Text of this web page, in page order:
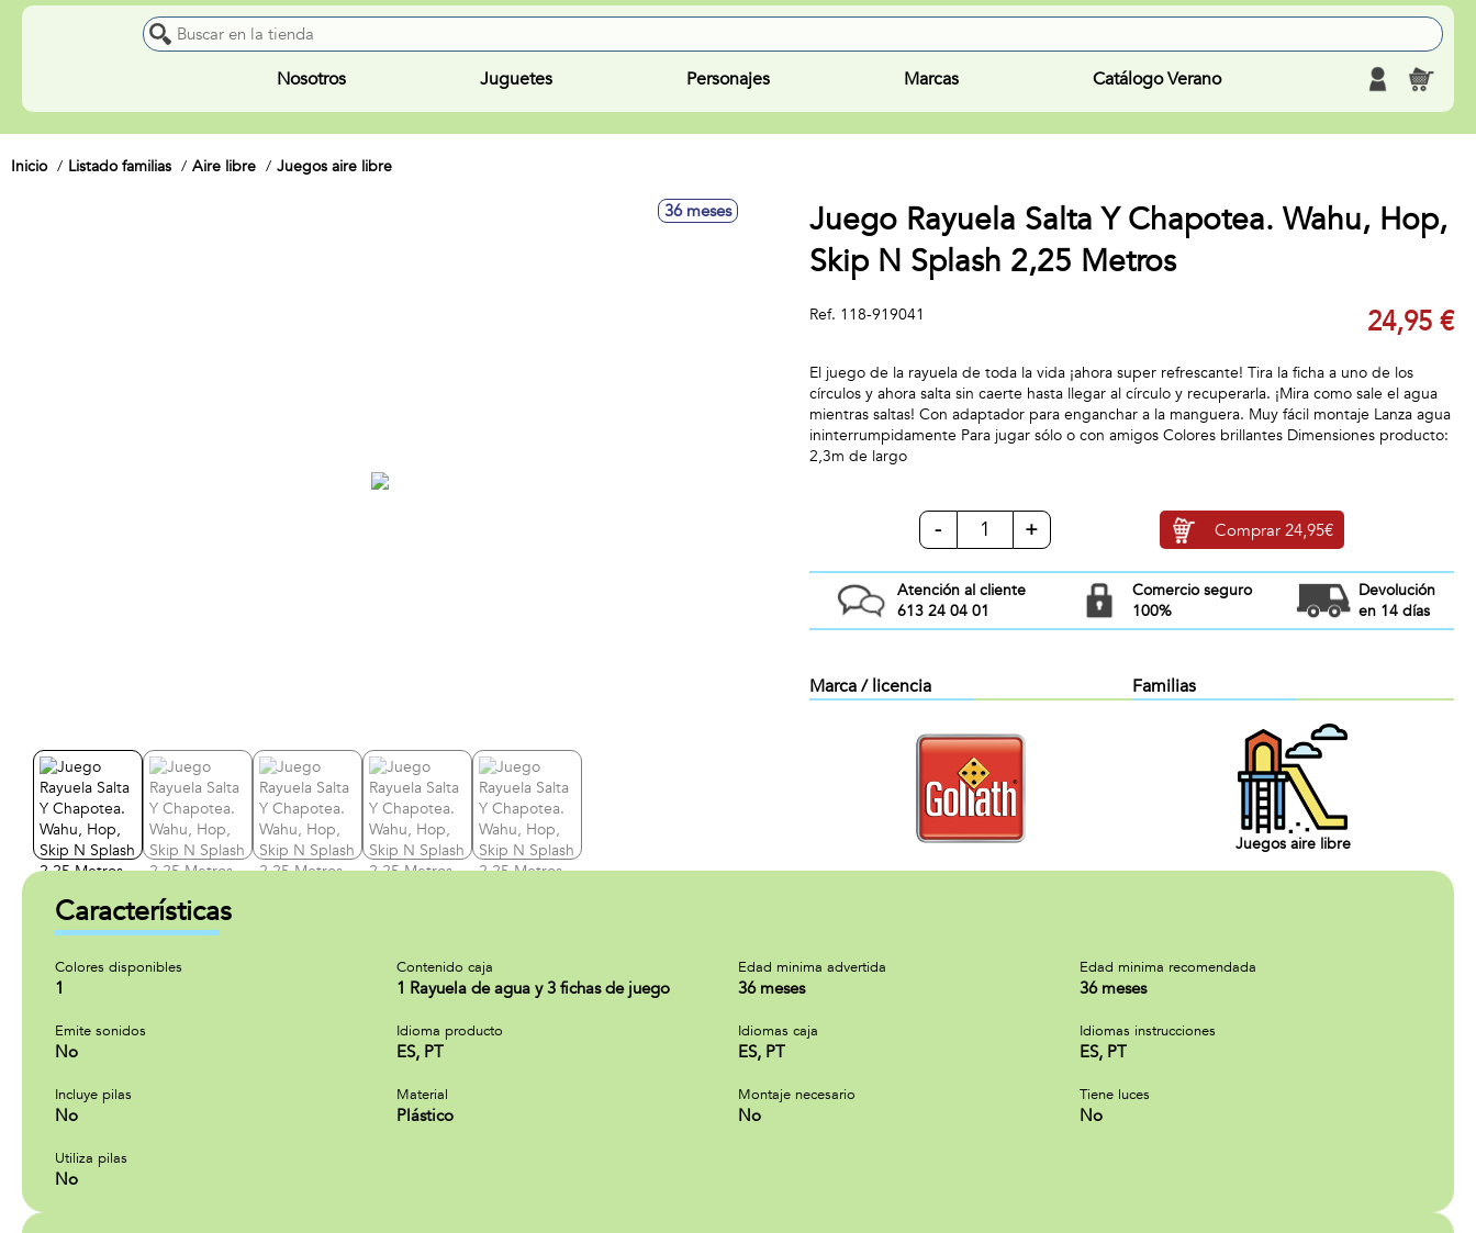
Nosotros Juguetes Personajes Marcas Catálogo Verano
Inicio Listado familias Aire libre Juegos aire libre
36 meses
Juego Rayuela Salta Y Chapotea. Wahu, Hop,
Skip N Splash 2,25 Metros
Ref. 118-919041 24,95 €
El juego de la rayuela de toda la vida ¡ahora super refrescante! Tira la ficha a uno de los
círculos y ahora salta sin caerte hasta llegar al círculo y recuperarla. ¡Mira como sale el agua
mientras saltas! Con adaptador para enganchar a la manguera. Muy fácil montaje Lanza agua
ininterrumpidamente Para jugar sólo o con amigos Colores brillantes Dimensiones producto:
2,3m de largo
- + Comprar24,95€
Atención al cliente
613 24 04 01
Comercio seguro
100%
Devolución
en 14 días
Marca / licencia Familias
Juegos aire libre
Características
Colores disponibles
1
Contenido caja
1 Rayuela de agua y 3 fichas de juego
Edad minima advertida
36 meses
Edad minima recomendada
36 meses
Emite sonidos
No
Idioma producto
ES, PT
Idiomas caja
ES, PT
Idiomas instrucciones
ES, PT
Incluye pilas
No
Material
Plástico
Montaje necesario
No
Tiene luces
No
Utiliza pilas
No